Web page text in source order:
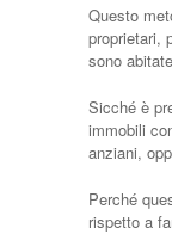
Questo
proprietari,
sono
Sicché è
immobili
anziani,
Perché
rispetto a